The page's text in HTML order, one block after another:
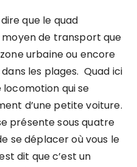
que le quad
de transport que
urbaine ou encore
les plages. Quad ici
qui se
d’une petite voiture.
présente sous quatre
se déplacer où vous le
dit que c’est un